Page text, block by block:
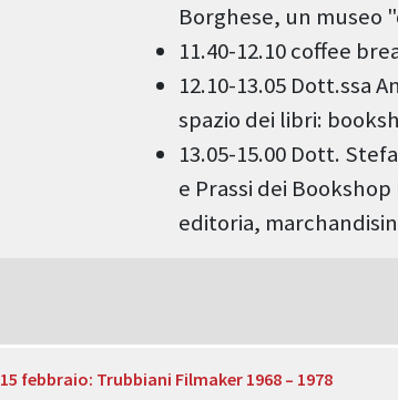
Borghese, un museo
11.40-12.10 coffee
12.10-13.05 Dott.ssa
spazio dei libri:
13.05-15.00 Dott.
e Prassi dei
editoria,
15 febbraio: Trubbiani Filmaker 1968 – 1978